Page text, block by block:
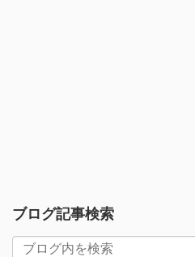
ブログ記事検索